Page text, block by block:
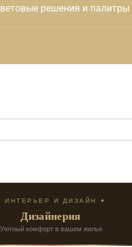
решения и палитры
ИНТЕРЬЕР И ДИЗАЙН ✦
Дизайнерия
Уютный комфорт в вашем жилье